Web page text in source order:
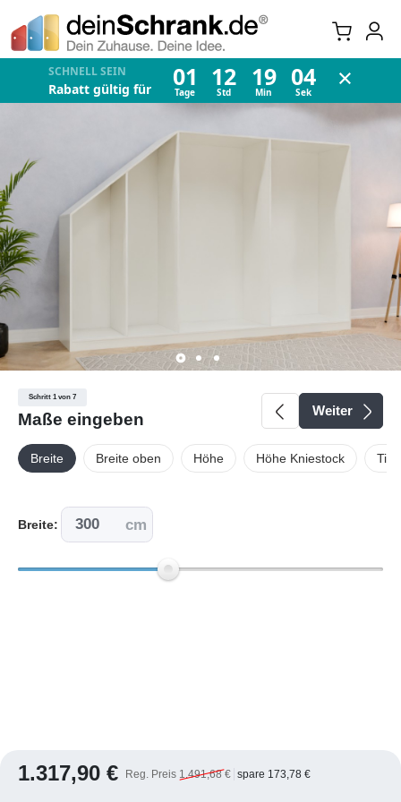
SCHNELL SEIN
Rabatt gültig für 01
Tage
12
Std
19
Min
04
Sek ×
Schritt 1 von 7
Maße eingeben Weiter
Breite Breite oben Höhe Höhe Kniestock
Breite: cm
1.317,90 € Reg. Preis 1.491,68 € spare 173,78 €